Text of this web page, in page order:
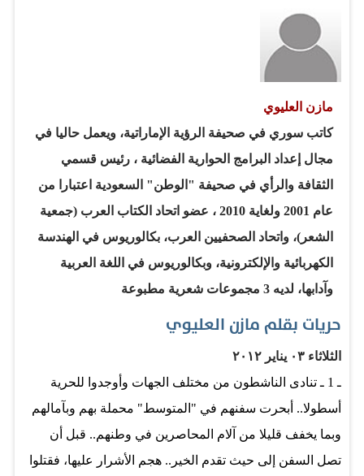
ديونه للبنك الذي مهد له الطريق ثم جرجه نحو ورطة الدين
الثقيل. هو الآن يدفع نصف مرتبه لتسديد دين البنك. إنه يدفع
نصف راتبه لتسديد دين في استثمار خاسر من أصله. ولو كانت
هذه الحالة استثنائية لقلنا متهور يستحق ما أصابه. لكنها قصة
جيل شاب ورطه مناخ الأسهم…
مازن العليوي
كاتب سوري في صحيفة الرؤية الإماراتية، ويعمل حاليا في
مجال إعداد البرامج الحوارية الفضائية ، رئيس قسمي
الثقافة والرأي في صحيفة "الوطن" السعودية اعتبارا من
عام 2001 ولغاية 2010 ، عضو اتحاد الكتاب العرب (جمعية
الشعر)، واتحاد الصحفيين العرب، بكالوريوس في الهندسة
الكهربائية والإلكترونية، وبكالوريوس في اللغة العربية
وآدابها، لديه 3 مجموعات شعرية مطبوعة
حريات بقلم مازن العليوي
الثلاثاء ٠٣ يناير ٢٠١٢
ـ 1 ـ تنادى الناشطون من مختلف الجهات وأوجدوا للحرية
أسطولا.. أبحرت سفنهم في "المتوسط" محملة بهم وبآمالهم
وبما يخفف قليلا من آلام المحاصرين في وطنهم.. قبل أن
تصل السفن إلى حيث تقدم الخير.. هجم الأشرار عليها، فقتلوا